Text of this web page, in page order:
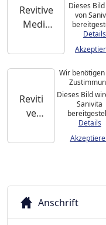
Revitive
Medic
Knie-
Pads
Dieses
von
Details
Reviti
ve
Coach
Wir
Dieses Bild
Sanivita
Details
Anschrift